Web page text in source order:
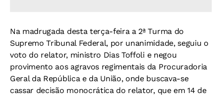
Na madrugada desta terça-feira a 2ª Turma do
Supremo Tribunal Federal, por unanimidade, seguiu o
voto do relator, ministro Dias Toffoli e negou
provimento aos agravos regimentais da Procuradoria
Geral da República e da União, onde buscava-se
cassar decisão monocrática do relator, que em 14 de